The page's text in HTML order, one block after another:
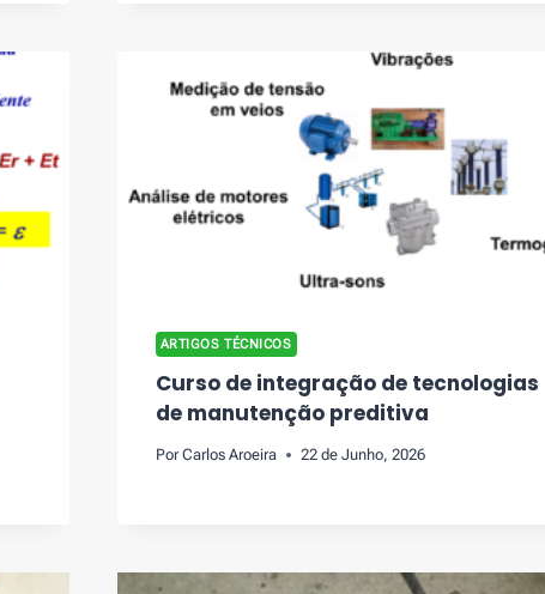
ARTIGOS TÉCNICOS
Curso de integração de tecnologias
de manutenção preditiva
Por Carlos Aroeira 22 de Junho, 2026